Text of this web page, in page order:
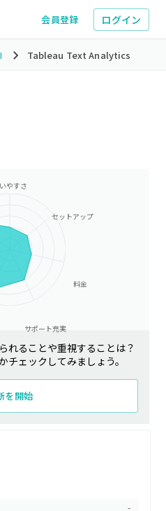
会員登録 ログイン
Tableau Text Analytics
やすさ
セットアップ
料金
サポート充実
れることや重視することは？
チェックしてみましょう。
を開始
-